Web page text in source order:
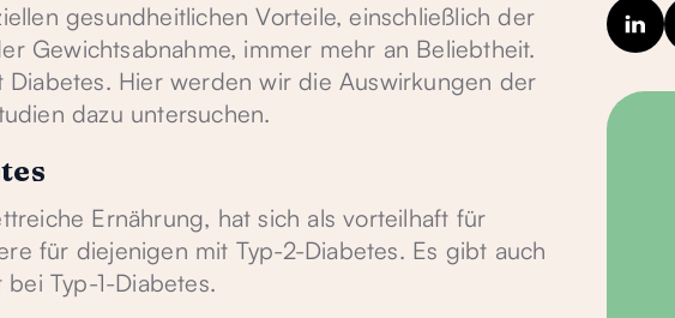
gesundheitlichen Vorteile, einschließlich der
Gewichtsabnahme, immer mehr an Beliebtheit.
Hier werden wir die Auswirkungen der
dazu untersuchen.
Ernährung, hat sich als vorteilhaft für
für diejenigen mit Typ-2-Diabetes. Es gibt auch
Typ-1-Diabetes.